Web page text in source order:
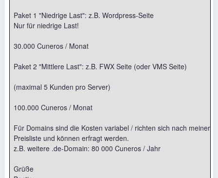
Paket 1 "Niedrige Last": z.B. Wordpress-Seite
Nur für niedrige Last!
30.000 Cuneros / Monat
Paket 2 "Mittlere Last": z.B. FWX Seite (oder VMS Seite)
(maximal 5 Kunden pro Server)
100.000 Cuneros / Monat
Für Domains sind die Kosten variabel / richten sich nach meiner
Preisliste und können erfragt werden.
z.B. weitere .de-Domain: 80 000 Cuneros / Jahr
Grüße